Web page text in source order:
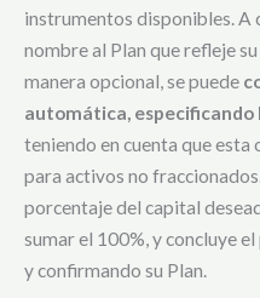
instrumentos disponibles. A
nombre al Plan que refleje
manera opcional, se puede
automática, especificando
teniendo en cuenta que
para activos no
porcentaje del capital
sumar el 100%, y concluye
y confirmando su Plan.